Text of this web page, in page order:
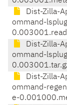
Dist-Zilla-
ommand-
Dist-Zilla-
ommand-
Dist-Zilla-
ommand-
e-